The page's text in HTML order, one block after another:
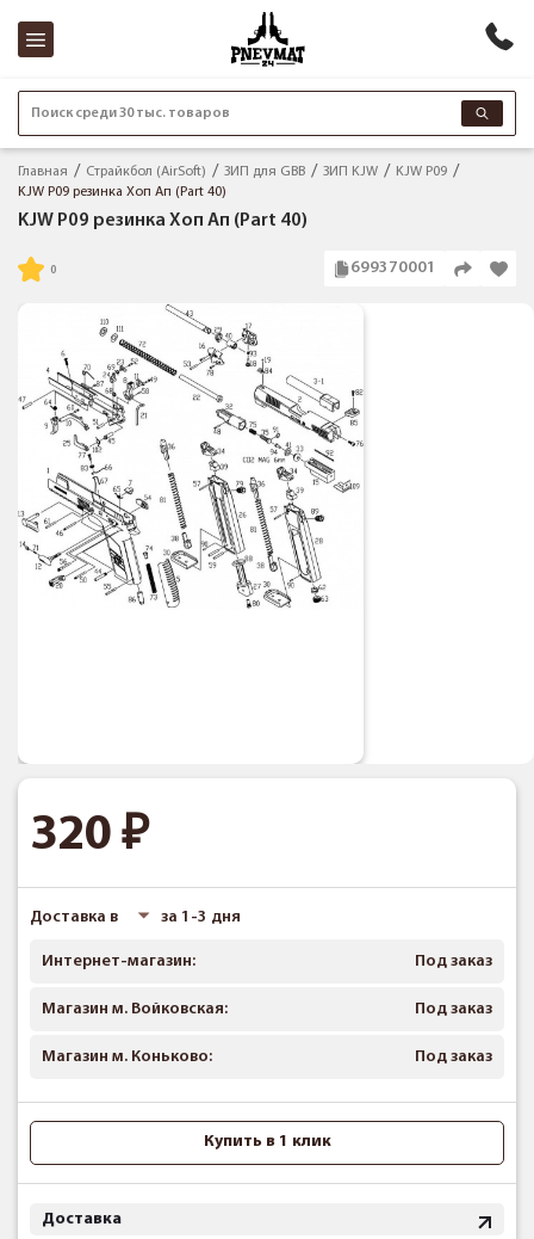
Поиск среди 30 тыс. товаров
Главная Страйкбол (AirSoft) ЗИП для GBB ЗИП KJW
KJW P09
KJW P09 резинка Хоп Ап (Part 40)
KJW P09 резинка Хоп Ап (Part 40)
699370001
320
Доставка в за 1-3 дня
Интернет-магазин: Под заказ
Магазин м. Войковская: Под заказ
Магазин м. Коньково: Под заказ
Купить в 1 клик
Доставка